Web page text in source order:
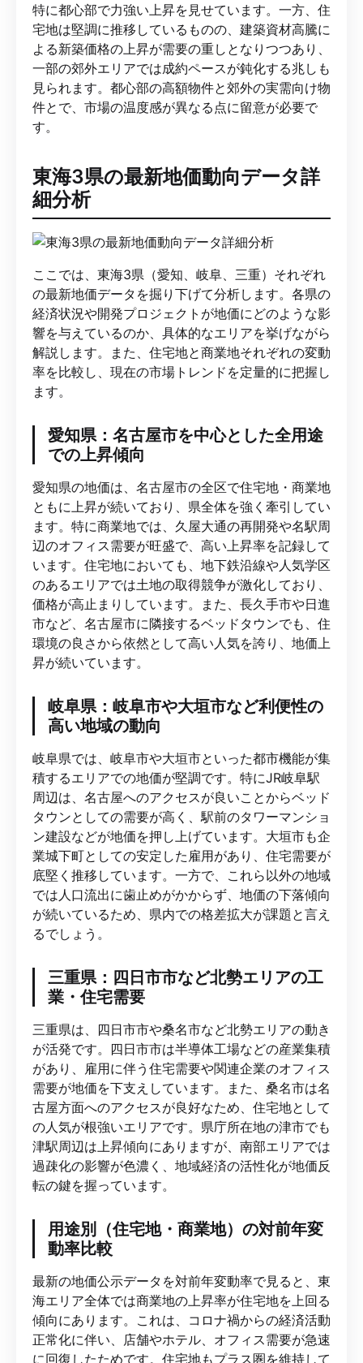
特に都心部で力強い上昇を見せています。一方、住
宅地は堅調に推移しているものの、建築資材高騰に
よる新築価格の上昇が需要の重しとなりつつあり、
一部の郊外エリアでは成約ペースが鈍化する兆しも
見られます。都心部の高額物件と郊外の実需向け物
件とで、市場の温度感が異なる点に留意が必要で
す。
東海3県の最新地価動向データ詳
細分析
ここでは、東海3県（愛知、岐阜、三重）それぞれ
の最新地価データを掘り下げて分析します。各県の
経済状況や開発プロジェクトが地価にどのような影
響を与えているのか、具体的なエリアを挙げながら
解説します。また、住宅地と商業地それぞれの変動
率を比較し、現在の市場トレンドを定量的に把握し
ます。
愛知県：名古屋市を中心とした全用途
での上昇傾向
愛知県の地価は、名古屋市の全区で住宅地・商業地
ともに上昇が続いており、県全体を強く牽引してい
ます。特に商業地では、久屋大通の再開発や名駅周
辺のオフィス需要が旺盛で、高い上昇率を記録して
います。住宅地においても、地下鉄沿線や人気学区
のあるエリアでは土地の取得競争が激化しており、
価格が高止まりしています。また、長久手市や日進
市など、名古屋市に隣接するベッドタウンでも、住
環境の良さから依然として高い人気を誇り、地価上
昇が続いています。
岐阜県：岐阜市や大垣市など利便性の
高い地域の動向
岐阜県では、岐阜市や大垣市といった都市機能が集
積するエリアでの地価が堅調です。特にJR岐阜駅
周辺は、名古屋へのアクセスが良いことからベッド
タウンとしての需要が高く、駅前のタワーマンショ
ン建設などが地価を押し上げています。大垣市も企
業城下町としての安定した雇用があり、住宅需要が
底堅く推移しています。一方で、これら以外の地域
では人口流出に歯止めがかからず、地価の下落傾向
が続いているため、県内での格差拡大が課題と言え
るでしょう。
三重県：四日市市など北勢エリアの工
業・住宅需要
三重県は、四日市市や桑名市など北勢エリアの動き
が活発です。四日市市は半導体工場などの産業集積
があり、雇用に伴う住宅需要や関連企業のオフィス
需要が地価を下支えしています。また、桑名市は名
古屋方面へのアクセスが良好なため、住宅地として
の人気が根強いエリアです。県庁所在地の津市でも
津駅周辺は上昇傾向にありますが、南部エリアでは
過疎化の影響が色濃く、地域経済の活性化が地価反
転の鍵を握っています。
用途別（住宅地・商業地）の対前年変
動率比較
最新の地価公示データを対前年変動率で見ると、東
海エリア全体では商業地の上昇率が住宅地を上回る
傾向にあります。これは、コロナ禍からの経済活動
正常化に伴い、店舗やホテル、オフィス需要が急速
に回復したためです。住宅地もプラス圏を維持して